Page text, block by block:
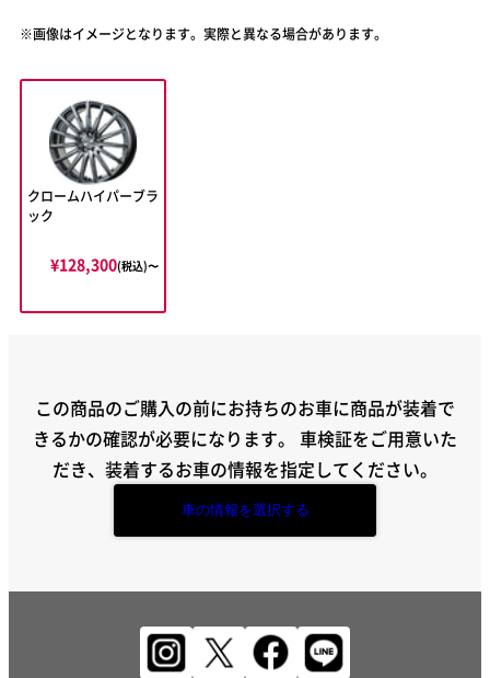
※画像はイメージとなります。実際と異なる場合があります。
クロームハイパーブラ
ック
¥128,300(税込)〜
この商品のご購入の前にお持ちのお車に商品が装着で
きるかの確認が必要になります。 車検証をご用意いた
だき、装着するお車の情報を指定してください。
車の情報を選択する